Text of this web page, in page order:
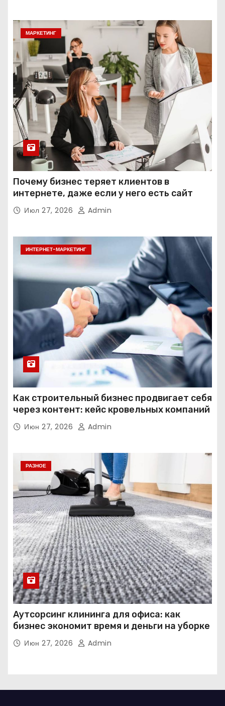
МАРКЕТИНГ
Почему бизнес теряет клиентов в
интернете, даже если у него есть сайт
Июл 27, 2026 Admin
ИНТЕРНЕТ-МАРКЕТИНГ
Как строительный бизнес продвигает себя
через контент: кейс кровельных компаний
Июн 27, 2026 Admin
РАЗНОЕ
Аутсорсинг клининга для офиса: как
бизнес экономит время и деньги на уборке
Июн 27, 2026 Admin